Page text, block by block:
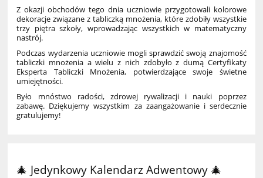
Z okazji obchodów tego dnia uczniowie przygotowali kolorowe
dekoracje związane z tabliczką mnożenia, które zdobiły wszystkie
trzy piętra szkoły, wprowadzając wszystkich w matematyczny
nastrój.
Podczas wydarzenia uczniowie mogli sprawdzić swoją znajomość
tabliczki mnożenia a wielu z nich zdobyło z dumą Certyfikaty
Eksperta Tabliczki Mnożenia, potwierdzające swoje świetne
umiejętności.
Było mnóstwo radości, zdrowej rywalizacji i nauki poprzez
zabawę. Dziękujemy wszystkim za zaangażowanie i serdecznie
gratulujemy!
🎄 Jedynkowy Kalendarz Adwentowy 🎄